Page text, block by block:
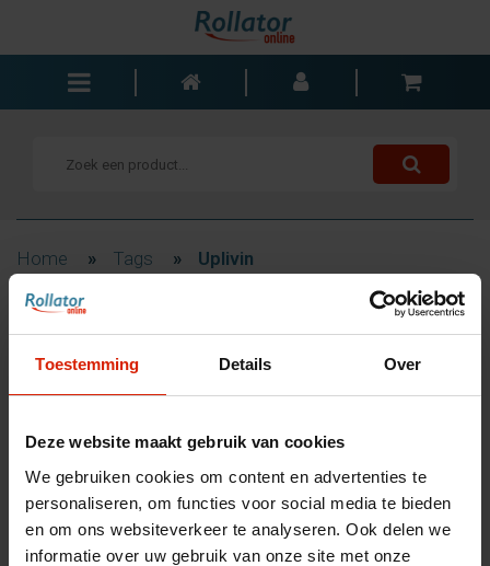
Toestemming Details Over
Deze website maakt gebruik van cookies
We gebruiken cookies om content en advertenties te
personaliseren, om functies voor social media te bieden
en om ons websiteverkeer te analyseren. Ook delen we
informatie over uw gebruik van onze site met onze
Rolstoelen
Trolleys
Bad- en slaapkamer
Accessoires
Wisselstukken
Blogs
Contact
nl
fr es
Home » Tags » Uplivin
Filteren
Producten getagd met
Uplivin